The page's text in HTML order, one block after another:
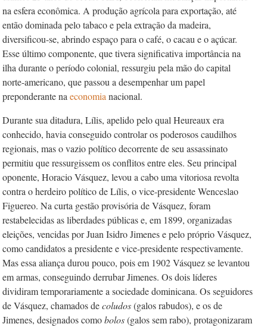
na esfera econômica. A produção agrícola para exportação, até
então dominada pelo tabaco e pela extração da madeira,
diversificou-se, abrindo espaço para o café, o cacau e o açúcar.
Esse último componente, que tivera significativa importância na
ilha durante o período colonial, ressurgiu pela mão do capital
norte-americano, que passou a desempenhar um papel
preponderante na economia nacional.
Durante sua ditadura, Lílis, apelido pelo qual Heureaux era
conhecido, havia conseguido controlar os poderosos caudilhos
regionais, mas o vazio político decorrente de seu assassinato
permitiu que ressurgissem os conflitos entre eles. Seu principal
oponente, Horacio Vásquez, levou a cabo uma vitoriosa revolta
contra o herdeiro político de Lílis, o vice-presidente Wenceslao
Figuereo. Na curta gestão provisória de Vásquez, foram
restabelecidas as liberdades públicas e, em 1899, organizadas
eleições, vencidas por Juan Isidro Jimenes e pelo próprio Vásquez,
como candidatos a presidente e vice-presidente respectivamente.
Mas essa aliança durou pouco, pois em 1902 Vásquez se levantou
em armas, conseguindo derrubar Jimenes. Os dois líderes
dividiram temporariamente a sociedade dominicana. Os seguidores
de Vásquez, chamados decoludos(galos rabudos), e os de
Jimenes, designados comobolos(galos sem rabo), protagonizaram